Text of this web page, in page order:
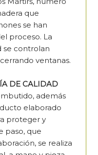
que
se han
proceso. La
se controlan
ventanas.
DE CALIDAD
además
elaborado
proteger y
paso, que
se realiza